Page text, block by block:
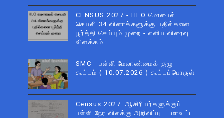
CENSUS 2027 - HLO மொபைல்
செயலி 34 வினாக்களுக்கு பதில்களை
பூர்த்தி செய்யும் முறை - எளிய விரைவு
விளக்கம்
SMC - பள்ளி மேலாண்மைக் குழு
கூட்டம் ( 10.07.2026 ) கூட்டப்பொருள்
Census 2027: ஆசிரியர்களுக்குப்
பள்ளி நேர விலக்கு அறிவிப்பு – மாவட்ட